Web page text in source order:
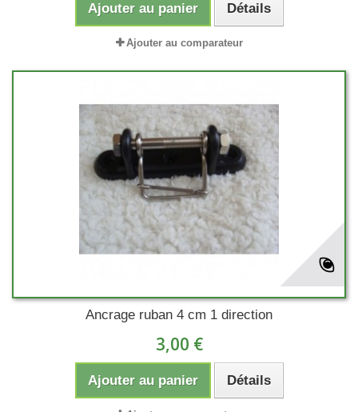
Ajouter au panier Détails
Ajouter au comparateur
Ancrage ruban 4 cm 1 direction
3,00 €
Ajouter au panier Détails